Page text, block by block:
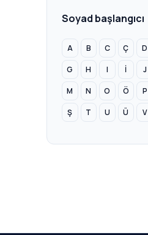
Soyad başlangıcı
A B C Ç D
G H I İ J
M N O Ö P
Ş T U Ü V